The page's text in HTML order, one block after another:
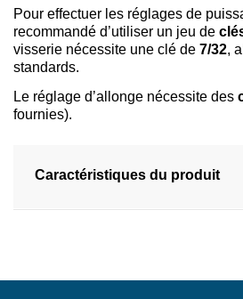
Pour effectuer les réglages de
recommandé d’utiliser un jeu de
visserie nécessite une clé de 7/32,
standards.
Le réglage d’allonge nécessite des
fournies).
Caractéristiques du produit